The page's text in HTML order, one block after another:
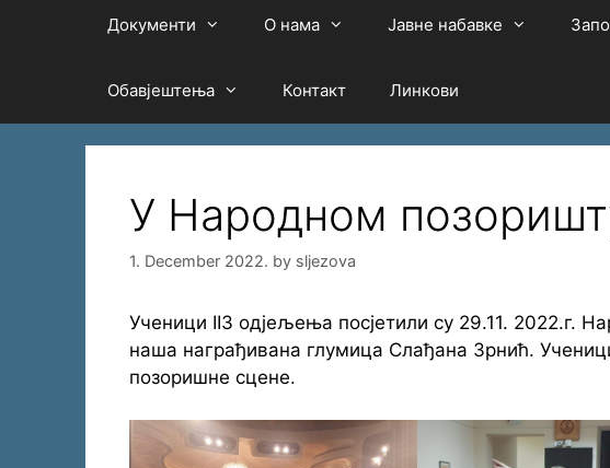
Документи О нама Јавне набавке
Обавјештења Контакт Линкови
У Народном
1. December 2022. by sljezova
Ученици II3 одјељења посјетили су 29.11. 2022.г.
наша награђивана глумица Слађана Зрнић.
позоришне сцене.